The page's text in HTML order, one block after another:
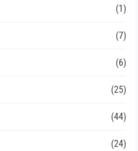
(1)
(7)
(6)
(25)
(44)
(24)